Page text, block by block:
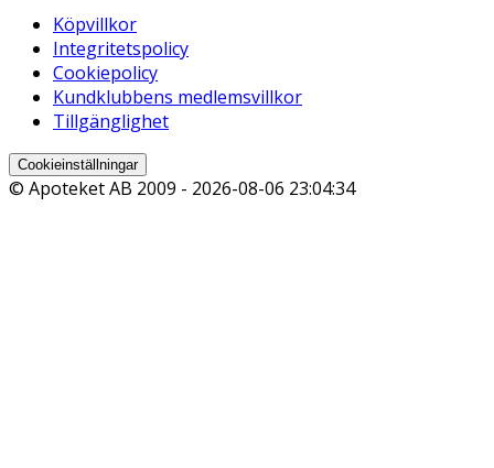
Köpvillkor
Integritetspolicy
Cookiepolicy
Kundklubbens medlemsvillkor
Tillgänglighet
Cookieinställningar
© Apoteket AB 2009 - 2026-08-06 23:04:34